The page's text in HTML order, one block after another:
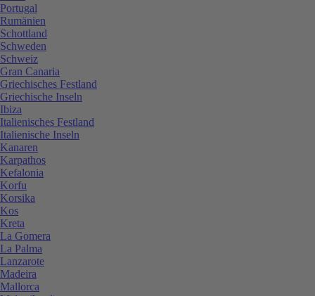
Portugal
Rumänien
Schottland
Schweden
Schweiz
Gran Canaria
Griechisches Festland
Griechische Inseln
Ibiza
Italienisches Festland
Italienische Inseln
Kanaren
Karpathos
Kefalonia
Korfu
Korsika
Kos
Kreta
La Gomera
La Palma
Lanzarote
Madeira
Mallorca